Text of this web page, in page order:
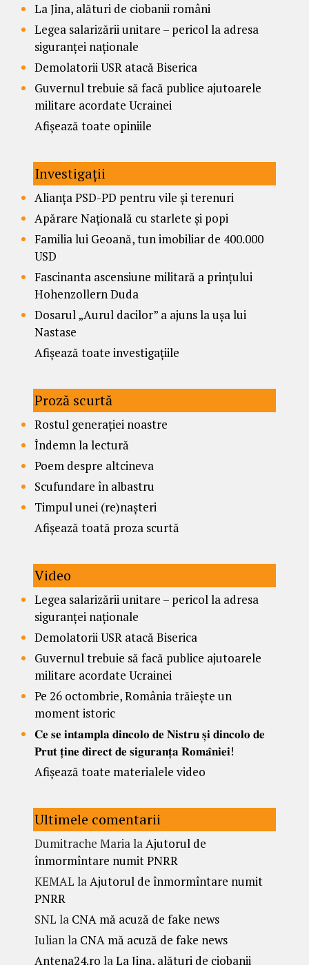
La Jina, alături de ciobanii români
Legea salarizării unitare – pericol la adresa
siguranței naționale
Demolatorii USR atacă Biserica
Guvernul trebuie să facă publice ajutoarele
militare acordate Ucrainei
Afișează toate opiniile
Investigații
Alianța PSD-PD pentru vile și terenuri
Apărare Națională cu starlete și popi
Familia lui Geoană, tun imobiliar de 400.000
USD
Fascinanta ascensiune militară a prințului
Hohenzollern Duda
Dosarul „Aurul dacilor” a ajuns la ușa lui
Nastase
Afișează toate investigațiile
Proză scurtă
Rostul generației noastre
Îndemn la lectură
Poem despre altcineva
Scufundare în albastru
Timpul unei (re)nașteri
Afișează toată proza scurtă
Video
Legea salarizării unitare – pericol la adresa
siguranței naționale
Demolatorii USR atacă Biserica
Guvernul trebuie să facă publice ajutoarele
militare acordate Ucrainei
Pe 26 octombrie, România trăiește un
moment istoric
𝐂𝐞 𝐬𝐞 𝐢𝐧𝐭𝐚𝐦𝐩𝐥𝐚 𝐝𝐢𝐧𝐜𝐨𝐥𝐨 𝐝𝐞 𝐍𝐢𝐬𝐭𝐫𝐮 𝐬̦𝐢 𝐝𝐢𝐧𝐜𝐨𝐥𝐨 𝐝𝐞
𝐏𝐫𝐮𝐭 𝐭̦𝐢𝐧𝐞 𝐝𝐢𝐫𝐞𝐜𝐭 𝐝𝐞 𝐬𝐢𝐠𝐮𝐫𝐚𝐧𝐭̦𝐚 𝐑𝐨𝐦𝐚̂𝐧𝐢𝐞𝐢!
Afișează toate materialele video
Ultimele comentarii
Dumitrache MarialaAjutorul de
înmormîntare numit PNRR
KEMAL laAjutorul de înmormîntare numit
PNRR
SNL la CNA mă acuză de fake news
Iulianla CNA mă acuză de fake news
Antena24.ro laLa Jina, alături de ciobanii